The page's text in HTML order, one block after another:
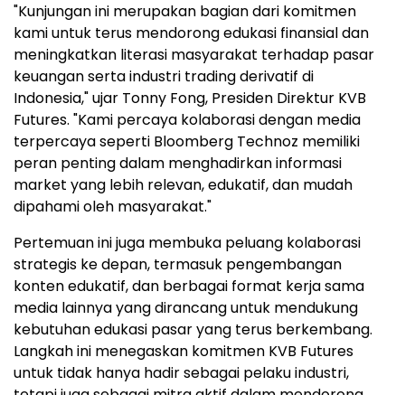
"Kunjungan ini merupakan bagian dari komitmen
kami untuk terus mendorong edukasi finansial dan
meningkatkan literasi masyarakat terhadap pasar
keuangan serta industri trading derivatif di
Indonesia," ujar Tonny Fong, Presiden Direktur KVB
Futures. "Kami percaya kolaborasi dengan media
terpercaya seperti Bloomberg Technoz memiliki
peran penting dalam menghadirkan informasi
market yang lebih relevan, edukatif, dan mudah
dipahami oleh masyarakat."
Pertemuan ini juga membuka peluang kolaborasi
strategis ke depan, termasuk pengembangan
konten edukatif, dan berbagai format kerja sama
media lainnya yang dirancang untuk mendukung
kebutuhan edukasi pasar yang terus berkembang.
Langkah ini menegaskan komitmen KVB Futures
untuk tidak hanya hadir sebagai pelaku industri,